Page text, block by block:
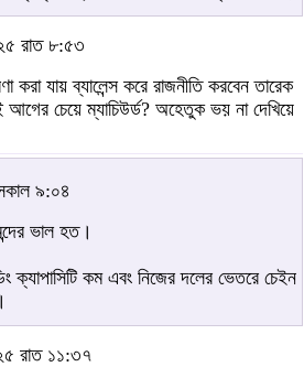
রাত ৮:৫৩
করা যায় ব্যালেন্স করে রাজনীতি করবেন তারেক
আগের চেয়ে ম্যাচিউর্ড? অহেতুক ভয় না দেখিয়ে
৯:০৪
ভাল হত।
ক্যাপাসিটি কম এবং নিজের দলের ভেতরে চেইন
রাত ১১:৩৭